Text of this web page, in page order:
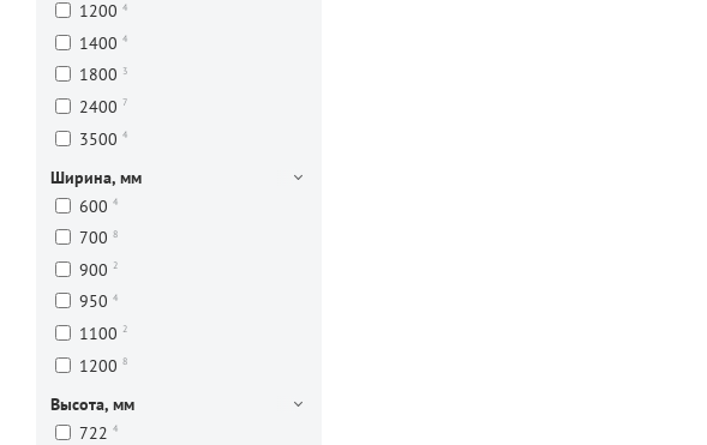
1200 4
1400 4
1800 3
2400 7
3500 4
Ширина, мм
600 4
700 8
900 2
950 4
1100 2
1200 8
Высота, мм
722 4